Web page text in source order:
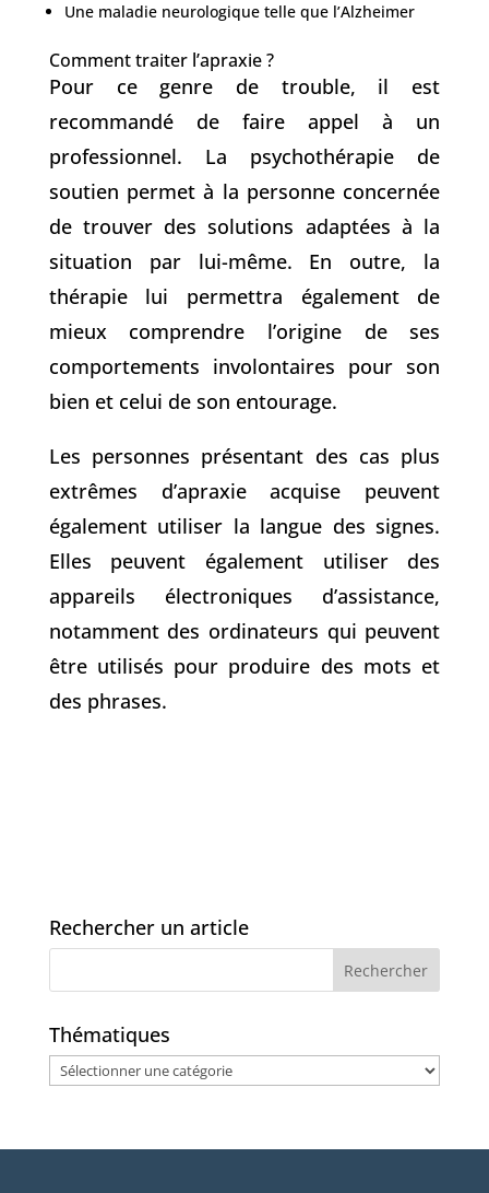
Une maladie neurologique telle que l’Alzheimer
Comment traiter l’apraxie ?
Pour ce genre de trouble, il est
recommandé de faire appel à un
professionnel. La psychothérapie de
soutien permet à la personne concernée
de trouver des solutions adaptées à la
situation par lui-même. En outre, la
thérapie lui permettra également de
mieux comprendre l’origine de ses
comportements involontaires pour son
bien et celui de son entourage.
Les personnes présentant des cas plus
extrêmes d’apraxie acquise peuvent
également utiliser la langue des signes.
Elles peuvent également utiliser des
appareils électroniques d’assistance,
notamment des ordinateurs qui peuvent
être utilisés pour produire des mots et
des phrases.
Rechercher un article
Thématiques
Thématiques